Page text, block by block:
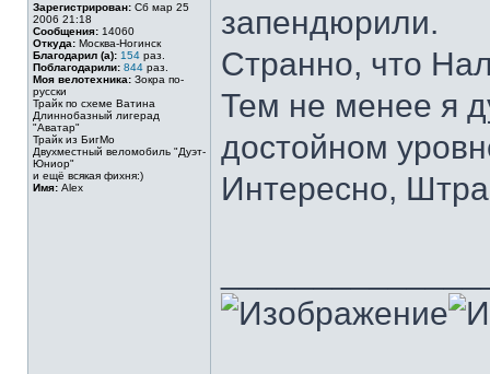
Зарегистрирован: Сб мар 25
2006 21:18
Сообщения: 14060
Откуда: Москва-Ногинск
Благодарил (а): 154 раз.
Поблагодарили: 844 раз.
Моя велотехника: Зокра по-
русски
Трайк по схеме Ватина
Длиннобазный лигерад
"Аватар"
Трайк из БигМо
Двухместный веломобиль "Дуэт-
Юниор"
и ещё всякая фихня:)
Имя: Alex
запендюрили.
Странно, что
Тем не менее я
достойном
Интересно,